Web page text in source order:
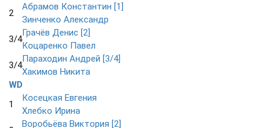
2
Абрамов Константин [1]
Зинченко Александр
3/4
Грачёв Денис [2]
Коцаренко Павел
3/4
Параходин Андрей [3/4]
Хакимов Никита
WD
1
Косецкая Евгения
Хлебко Ирина
Воробьёва Виктория [2]